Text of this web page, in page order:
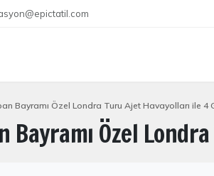
Bayramı Özel Londra Turu Ajet Havayolları ile 4
Bayramı Özel